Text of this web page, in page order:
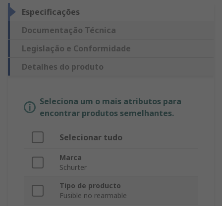
Especificações
Documentação Técnica
Legislação e Conformidade
Detalhes do produto
Seleciona um o mais atributos para
encontrar produtos semelhantes.
Selecionar tudo
Marca
Schurter
Tipo de producto
Fusible no rearmable